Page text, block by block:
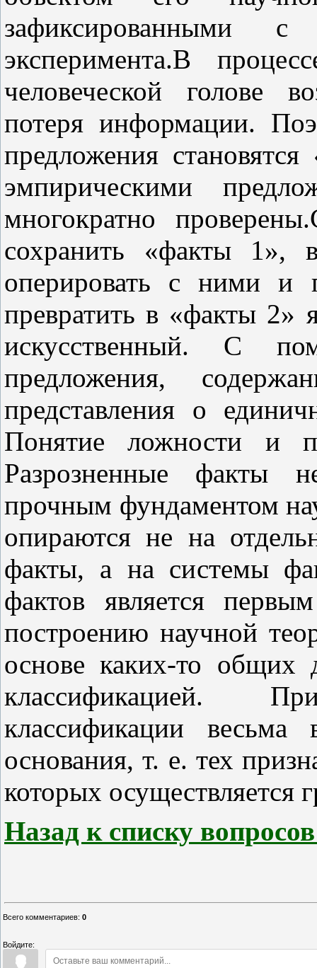
зафиксированными
эксперимента.В
человеческой голове
потеря информации.
предложения
эмпирическими
многократно проверены.
сохранить «факты 1»,
оперировать с ними и
превратить в «факты 2»
искусственный. С
предложения,
представления о
Понятие ложности и
Разрозненные факты
прочным фундаментом
опираются не на
факты, а на системы
фактов является
построению научной
основе каких-то общих
классификацией. При
классификации
основания, т. е. тех
которых осуществляется
Назад к списку
Всего комментариев: 0
Войдите: